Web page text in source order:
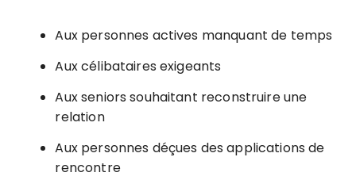
Aux personnes actives manquant de temps
Aux célibataires exigeants
Aux seniors souhaitant reconstruire une
relation
Aux personnes déçues des applications de
rencontre